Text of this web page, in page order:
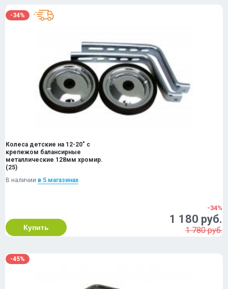
-34%
Колеса детские на 12-20" с
крепежом балансирные
металлические 128мм хромир.
(25)
В наличии в 5 магазинах
Купить
-34%
1 180 руб.
1 780 руб.
-45%